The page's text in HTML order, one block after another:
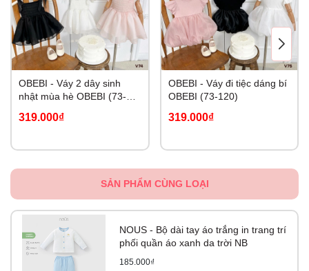
OBEBI - Váy 2 dây sinh
nhật mùa hè OBEBI (73-
319.000₫
OBEBI - Váy đi tiệc dáng bí
OBEBI (73-120)
319.000₫
SẢN PHẨM CÙNG LOẠI
NOUS - Bộ dài tay áo trắng in trang trí
phối quần áo xanh da trời NB
185.000₫